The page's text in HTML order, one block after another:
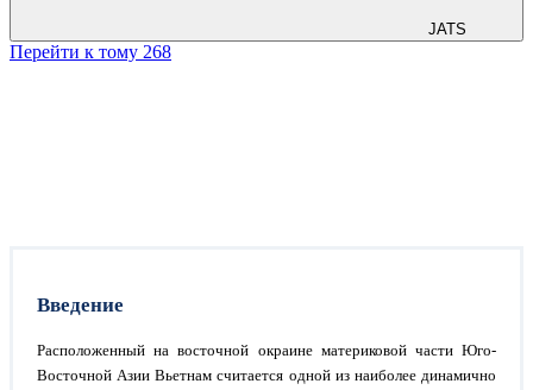
JATS
Перейти к тому 268
Введение
Расположенный на восточной окраине материковой части Юго-
Восточной Азии Вьетнам считается одной из наиболее динамично